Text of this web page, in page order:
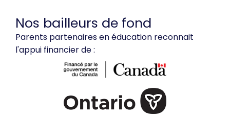
Nos bailleurs de fond
Parents partenaires en éducation reconnait
l'appui financier de :